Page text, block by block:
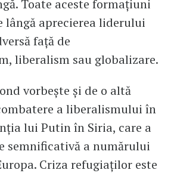
Toate aceste formaţiuni
lângă aprecierea liderului
faţă de
liberalism sau globalizare.
vorbeşte şi de o altă
a liberalismului în
lui Putin în Siria, care a
semnificativă a numărului
Criza refugiaţilor este